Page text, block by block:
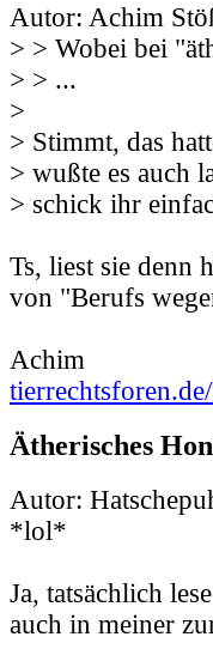
Autor: Achim
> > Wobei bei
> > ...
>
> Stimmt, das
> wußte es auch
> schick ihr
Ts, liest sie denn
von "Berufs
Achim
Ätherisches
Autor:
*lol*
Ja, tatsächlich
auch in meiner